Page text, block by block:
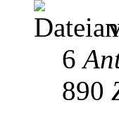
6
890